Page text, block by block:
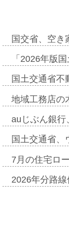
国交省、空
「2026年版
国土交通省
地域工務店の
auじぶん銀
国土交通省
7月の住宅ロ
2026年分路